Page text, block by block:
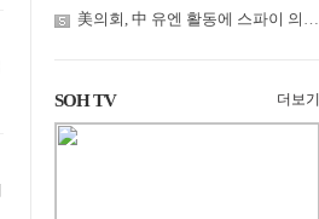
美의회, 中 유엔 활동에 스파이 의혹 제기
SOH TV 더보기